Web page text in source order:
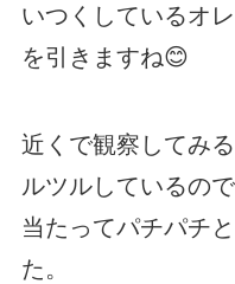
いつくしているオ
を引きますね😊
近くで観察してみ
ルツルしているの
当たってパチパチ
た。